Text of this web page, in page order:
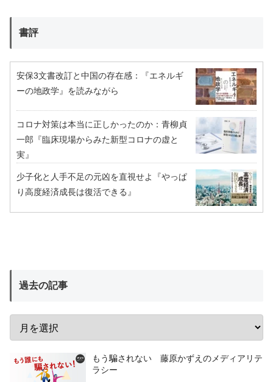
書評
安保3文書改訂と中国の存在感：『エネルギ
ーの地政学』を読みながら
コロナ対策は本当に正しかったのか：青柳貞
一郎『臨床現場からみた新型コロナの虚と
実』
少子化と人手不足の元凶を直視せよ『やっぱ
り高度経済成長は復活できる』
過去の記事
もう騙されない 藤原かずえのメディアリテ
ラシー